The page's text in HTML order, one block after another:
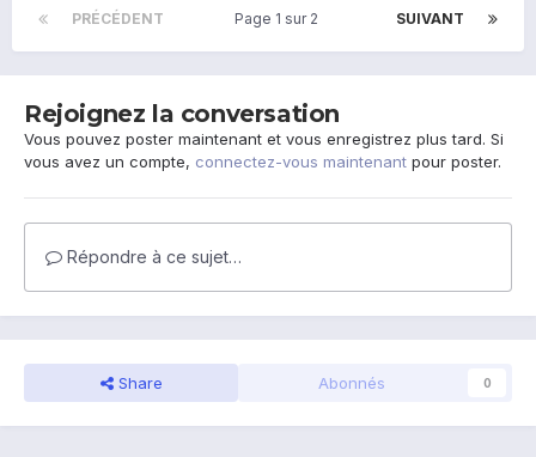
PRÉCÉDENT SUIVANT
Page 1 sur 2
Rejoignez la conversation
Vous pouvez poster maintenant et vous enregistrez plus tard. Si
vous avez un compte, connectez-vous maintenant pour poster.
Répondre à ce sujet…
Share Abonnés 0